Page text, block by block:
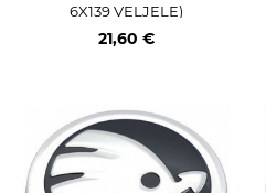
6X139 VELJELE)
21,60 €